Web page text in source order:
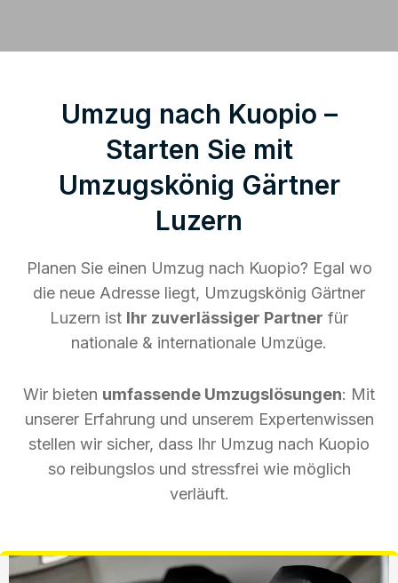
Umzug nach Kuopio –
Starten Sie mit
Umzugskönig Gärtner
Luzern
Planen Sie einen Umzug nach Kuopio? Egal wo
die neue Adresse liegt, Umzugskönig Gärtner
Luzern ist Ihr zuverlässiger Partner für
nationale & internationale Umzüge.
Wir bieten umfassende Umzugslösungen: Mit
unserer Erfahrung und unserem Expertenwissen
stellen wir sicher, dass Ihr Umzug nach Kuopio
so reibungslos und stressfrei wie möglich
verläuft.